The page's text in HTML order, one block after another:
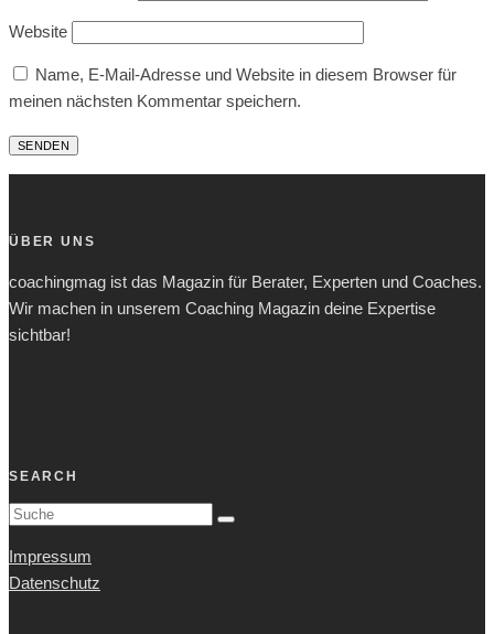
Website
Name, E-Mail-Adresse und Website in diesem Browser für
meinen nächsten Kommentar speichern.
ÜBER UNS
coachingmag ist das Magazin für Berater, Experten und Coaches.
Wir machen in unserem Coaching Magazin deine Expertise
sichtbar!
SEARCH
Impressum
Datenschutz